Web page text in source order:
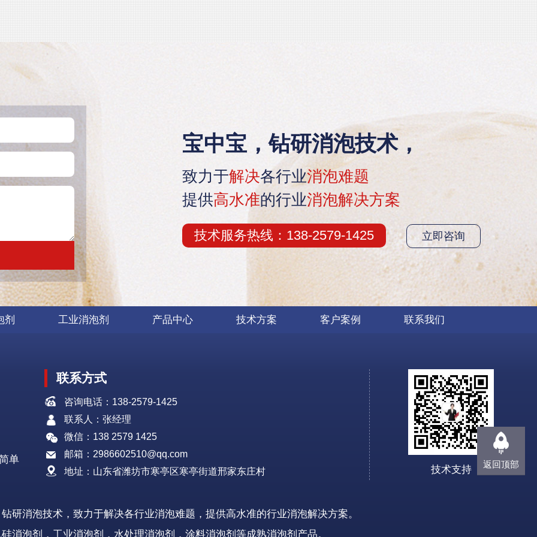
宝中宝，钻研消泡技术，
致力于解决各行业消泡难题
提供高水准的行业消泡解决方案
技术服务热线：138-2579-1425 立即咨询
剂 工业消泡剂 产品中心 技术方案 客户案例 联系我们
单
联系方式
咨询电话：138-2579-1425
联系人：张经理
微信：138 2579 1425
邮箱：2986602510@qq.com
地址：山东省潍坊市寒亭区寒亭街道邢家东庄村
技术支持
研消泡技术，致力于解决各行业消泡难题，提供高水准的行业消泡解决方案。
消泡剂，工业消泡剂，水处理消泡剂，涂料消泡剂等成熟消泡剂 产品。
返回顶部